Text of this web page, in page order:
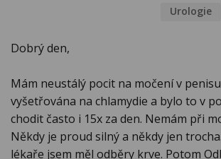
Urologie
Dobrý den,
Mám neustálý pocit na močení v
vyšetřována na chlamydie a bylo to v
chodit často i 15x za den. Nemám při
Někdy je proud silný a někdy jen
lékaře jsem měl odběry krve. Potom